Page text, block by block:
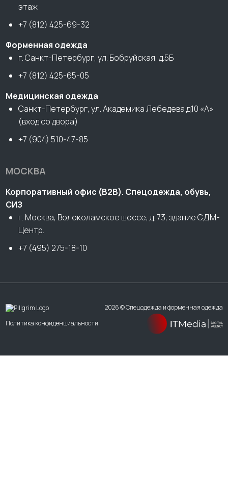
этаж
+7 (812) 425-69-32
Форменная одежда
г. Санкт-Петербург, ул. Бобруйская, д.5Б
+7 (812) 425-65-05
Медицинская одежда
Санкт-Петербург, ул. Академика Лебедева д.10 «А»
(вход со двора)
+7 (904) 510-47-85
МОСКВА
Корпоративный офис (В2В). Спецодежда, обувь,
СИЗ
г. Москва, Волоколамское шоссе, д. 73, здание СДМ-
Центр.
+7 (495) 275-18-10
2026 © Спецодежда и форменная одежда
Политика конфиденциальности